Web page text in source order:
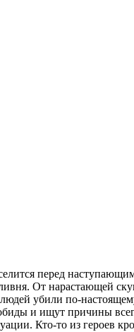
перед
От нарастающей
убили по-
и ищут причины
Кто-то из героев